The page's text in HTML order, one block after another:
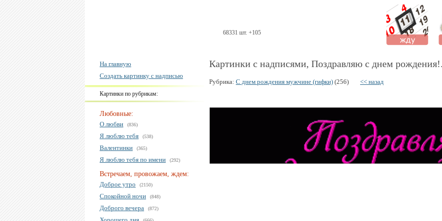
68331 шт. +105
На главную
Создать картинку с надписью
Картинки по рубрикам:
Любовные:
О любви
(836)
Я люблю тебя (538)
Валентинки (365)
Я люблю тебя по имени (292)
Встречаем, провожаем, ждем:
Доброе утро
(2150)
Спокойной ночи (848)
Доброго вечера (872)
Картинки с надписями, Поздравляю с днем
Рубрика: С днем рождения мужчине (гифки) (256) << назад